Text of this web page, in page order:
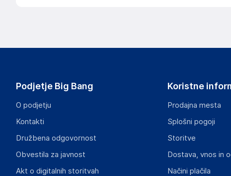
https://www.vidaxl.nl/
Gospodarski subjekt s sedežem v EU, ki zagotavlja
Mary Kingsleystraat 1, 5928 SK Venlo
The Netherlands
Podjetje Big Bang
O podjetju
Kontakti
Družbena odgovornost
Obvestila za javnost
Akt o digitalnih storitvah
Koristne
Prodajna mesta
Splošni pogoji
Storitve
Dostava, vnos in
Načini plačila